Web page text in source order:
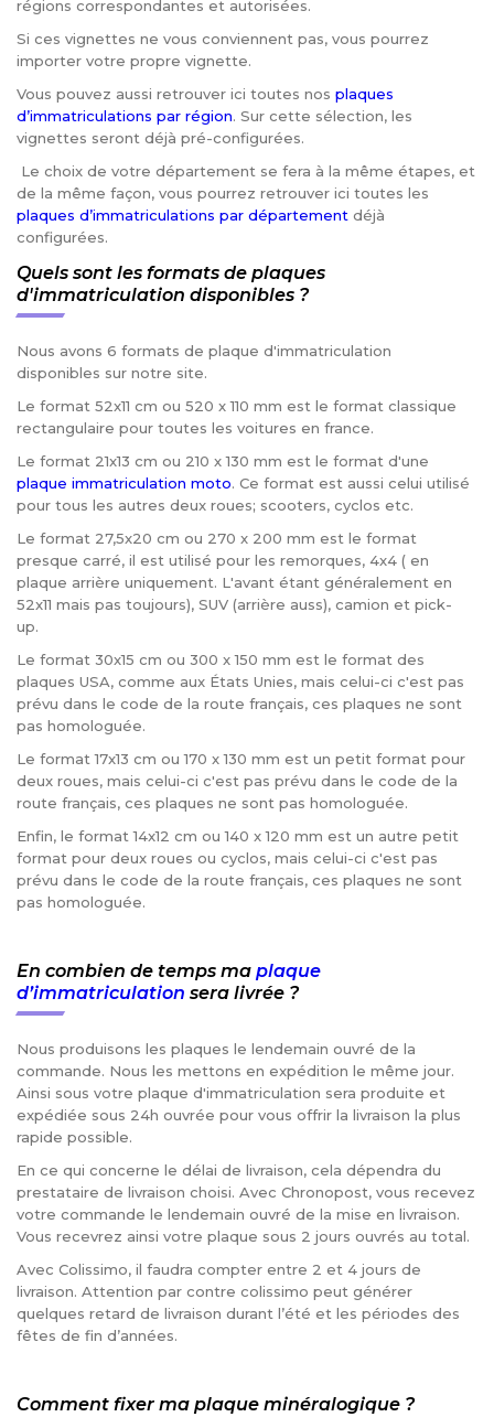
régions correspondantes et autorisées.
Si ces vignettes ne vous conviennent pas, vous pourrez
importer votre propre vignette.
Vous pouvez aussi retrouver ici toutes nos plaques
d’immatriculations par région. Sur cette sélection, les
vignettes seront déjà pré-configurées.
Le choix de votre département se fera à la même étapes, et
de la même façon, vous pourrez retrouver ici toutes les
plaques d’immatriculations par département déjà
configurées.
Quels sont les formats de plaques
d'immatriculation disponibles ?
Nous avons 6 formats de plaque d'immatriculation
disponibles sur notre site.
Le format 52x11 cm ou 520 x 110 mm est le format classique
rectangulaire pour toutes les voitures en france.
Le format 21x13 cm ou 210 x 130 mm est le format d'une
plaque immatriculation moto. Ce format est aussi celui utilisé
pour tous les autres deux roues; scooters, cyclos etc.
Le format 27,5x20 cm ou 270 x 200 mm est le format
presque carré, il est utilisé pour les remorques, 4x4 ( en
plaque arrière uniquement. L'avant étant généralement en
52x11 mais pas toujours), SUV (arrière auss), camion et pick-
up.
Le format 30x15 cm ou 300 x 150 mm est le format des
plaques USA, comme aux États Unies, mais celui-ci c'est pas
prévu dans le code de la route français, ces plaques ne sont
pas homologuée.
Le format 17x13 cm ou 170 x 130 mm est un petit format pour
deux roues, mais celui-ci c'est pas prévu dans le code de la
route français, ces plaques ne sont pas homologuée.
Enfin, le format 14x12 cm ou 140 x 120 mm est un autre petit
format pour deux roues ou cyclos, mais celui-ci c'est pas
prévu dans le code de la route français, ces plaques ne sont
pas homologuée.
En combien de temps ma plaque
d’immatriculation sera livrée ?
Nous produisons les plaques le lendemain ouvré de la
commande. Nous les mettons en expédition le même jour.
Ainsi sous votre plaque d'immatriculation sera produite et
expédiée sous 24h ouvrée pour vous offrir la livraison la plus
rapide possible.
En ce qui concerne le délai de livraison, cela dépendra du
prestataire de livraison choisi. Avec Chronopost, vous recevez
votre commande le lendemain ouvré de la mise en livraison.
Vous recevrez ainsi votre plaque sous 2 jours ouvrés au total.
Avec Colissimo, il faudra compter entre 2 et 4 jours de
livraison. Attention par contre colissimo peut générer
quelques retard de livraison durant l’été et les périodes des
fêtes de fin d’années.
Comment fixer ma plaque minéralogique ?